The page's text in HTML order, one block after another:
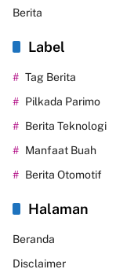
Berita
Label
Tag Berita
Pilkada Parimo
Berita Teknologi
Manfaat Buah
Berita Otomotif
Halaman
Beranda
Disclaimer